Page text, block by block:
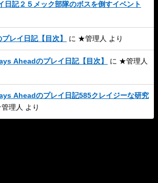
日記２５メック部隊のボスを倒すイベント
レイ日記【目次】 に ★管理人 より
Aheadのプレイ日記【目次】 に ★管理人
Aheadのプレイ日記585クレイジーな研究
理人 より